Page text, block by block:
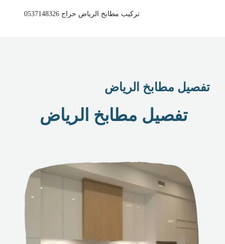
تركيب مطابخ الرياض حراج 0537148326
تفصيل مطابخ الرياض
تفصيل مطابخ الرياض